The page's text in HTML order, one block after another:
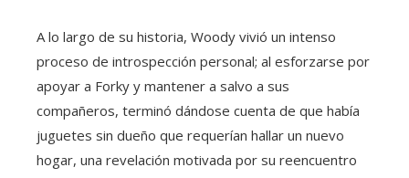
A lo largo de su historia, Woody vivió un intenso
proceso de introspección personal; al esforzarse por
apoyar a Forky y mantener a salvo a sus
compañeros, terminó dándose cuenta de que había
juguetes sin dueño que requerían hallar un nuevo
hogar, una revelación motivada por su reencuentro